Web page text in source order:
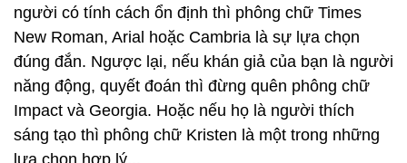
người có tính cách ổn định thì phông chữ Times
New Roman, Arial hoặc Cambria là sự lựa chọn
đúng đắn. Ngược lại, nếu khán giả của bạn là người
năng động, quyết đoán thì đừng quên phông chữ
Impact và Georgia. Hoặc nếu họ là người thích
sáng tạo thì phông chữ Kristen là một trong những
lựa chọn hợp lý...